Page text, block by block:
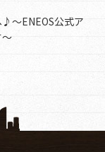
～ENEOS公式ア